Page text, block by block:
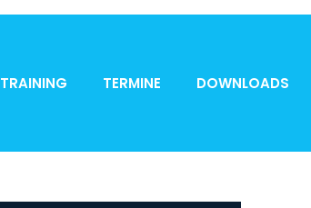
TRAINING TERMINE DOWNLOADS